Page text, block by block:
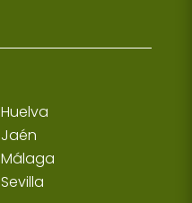
Huelva
Jaén
Málaga
Sevilla